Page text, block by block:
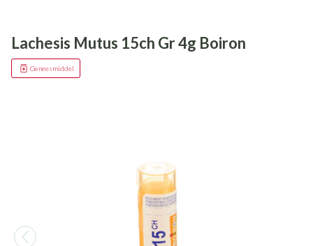
Lachesis Mutus 15ch Gr 4g Boiron
Geneesmiddel